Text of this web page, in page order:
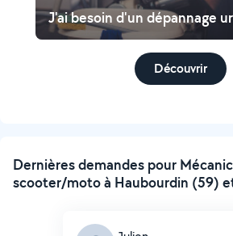
J'ai besoin d'un dépannage
Découvrir
Dernières demandes pour
scooter/moto à Haubourdin (59)